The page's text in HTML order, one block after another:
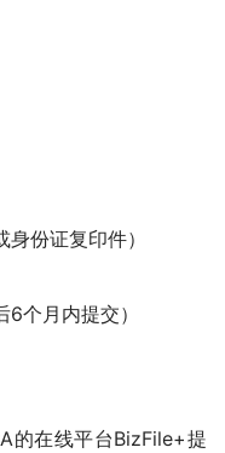
份证复印件）
个月内提交）
的在线平台BizFile+提